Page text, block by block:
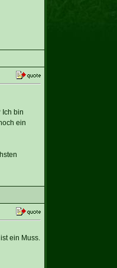
Ich bin
ein
ein Muss.